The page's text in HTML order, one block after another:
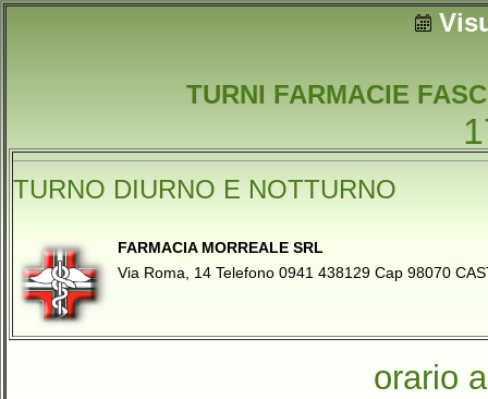
TURNI FARMACIE
TURNO DIURNO E NOTTURNO
FARMACIA MORREALE SRL
Via Roma, 14 Telefono 0941 438129 Cap 98070
orario